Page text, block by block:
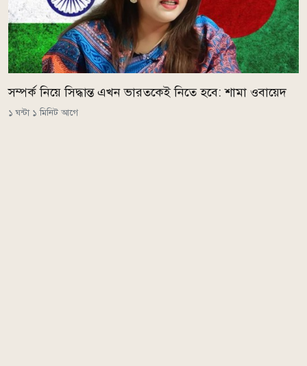
সম্পর্ক নিয়ে সিদ্ধান্ত এখন ভারতকেই নিতে হবে: শামা ওবায়েদ
১ ঘন্টা ১ মিনিট আগে